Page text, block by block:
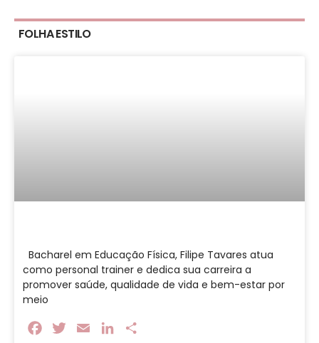
FOLHA ESTILO
Bacharel em Educação Física, Filipe Tavares atua
como personal trainer e dedica sua carreira a
promover saúde, qualidade de vida e bem-estar por
meio
FacebookTwitterEmail LinkedIn